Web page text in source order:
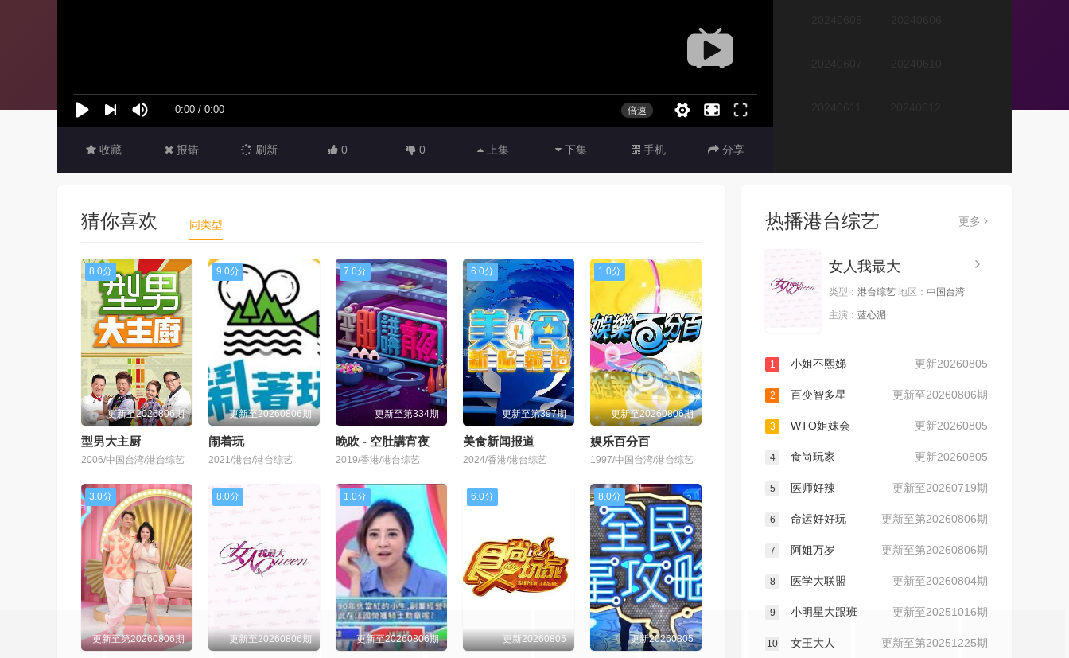
收藏 报错 刷新 0 0 上集 下集 手机 分享
20240627 20240628
20240703 20240704
20240709 20240710
20240711 20240712
猜你喜欢 同类型
8.0分
更新至2026806期
型男大主厨
2006/中国台湾/港台综艺
9.0分
更新至20260806期
闹着玩
2021/港台/港台综艺
7.0分
更新至第334期
晚吹 - 空肚講宵夜
2019/香港/港台综艺
6.0分
更新至第397期
美食新闻报道
2024/香港/港台综艺
1.0分
更新至20260806期
娱乐百分百
1997/中国台湾/港台综艺
3.0分
更新至第20260806期
8.0分
更新至20260806期
1.0分
更新至20260806期
6.0分
更新20260805
8.0分
更新20260805
热播港台综艺 更多
女人我最大
类型： 港台综艺 地区： 中国台湾
主演： 蓝心湄
更新20260805
1 小姐不熙娣
更新至20260806期
2 百变智多星
更新20260805
3 WTO姐妹会
更新20260805
4 食尚玩家
更新至20260719期
5 医师好辣
更新至第20260806期
6 命运好好玩
更新至第20260806期
7 阿姐万岁
更新至20260804期
8 医学大联盟
更新至20251016期
9 小明星大跟班
更新至第20251225期
10 女王大人